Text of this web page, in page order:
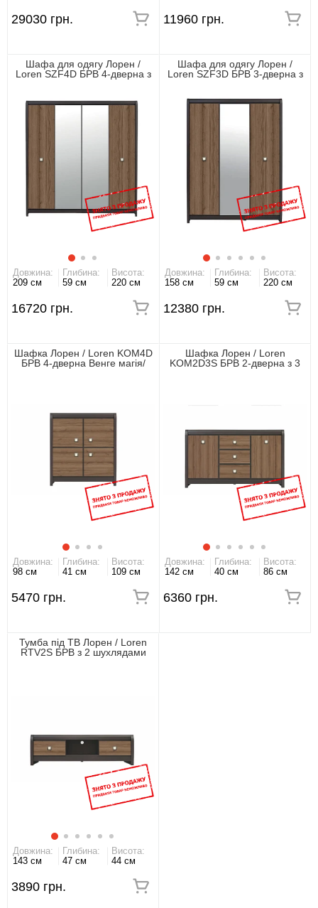
29030 грн. 11960 грн.
Шафа для одягу Лорен /
Loren SZF4D БРВ 4-дверна з
Довжина:
209 см
Глибина:
59 см
Висота:
220 см
16720 грн.
Шафа для одягу Лорен /
Loren SZF3D БРВ 3-дверна з
Довжина:
158 см
Глибина:
59 см
Висота:
220 см
12380 грн.
Шафка Лорен / Loren KOM4D
БРВ 4-дверна Венге магія/
Довжина:
98 см
Глибина:
41 см
Висота:
109 см
5470 грн.
Шафка Лорен / Loren
KOM2D3S БРВ 2-дверна з 3
Довжина:
142 см
Глибина:
40 см
Висота:
86 см
6360 грн.
Тумба під ТВ Лорен / Loren
RTV2S БРВ з 2 шухлядами
Довжина:
143 см
Глибина:
47 см
Висота:
44 см
3890 грн.